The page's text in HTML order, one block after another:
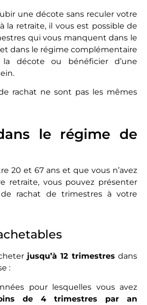
une décote sans reculer votre
la retraite, il vous est possible de
qui vous manquent dans le
dans le régime complémentaire
décote ou bénéficier d’une
rachat ne sont pas les mêmes
le régime de
20 et 67 ans et que vous n’avez
retraite, vous pouvez présenter
rachat de trimestres à votre
jusqu’à 12 trimestres dans
:
pour lesquelles vous avez
de 4 trimestres par an